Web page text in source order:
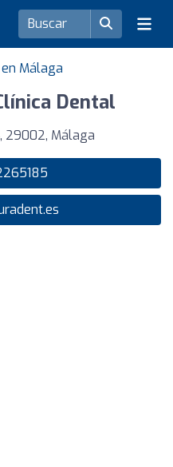
Málaga
Dental
29002, Málaga